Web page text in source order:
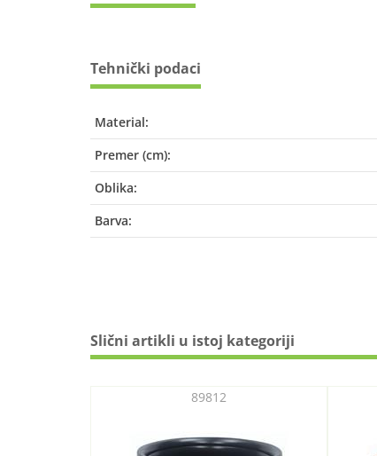
Tehnički podaci
Material:
Premer (cm):
Oblika:
Barva:
Slični artikli u istoj kategoriji
89812